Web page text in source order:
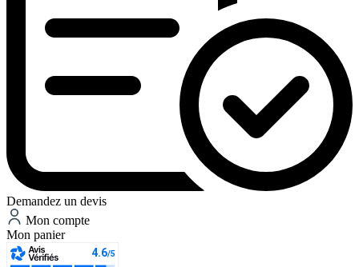
Demandez un devis
Mon compte
Mon panier